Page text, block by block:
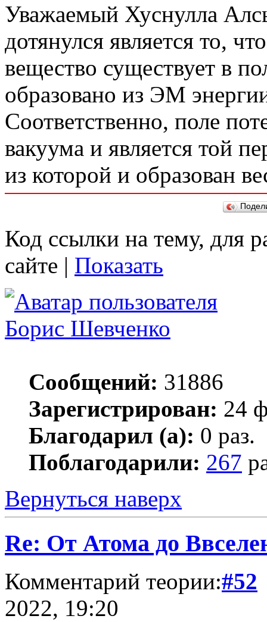
Уважаемый Хуснулла
дотянулся является то,
вещество существует в
образовано из ЭМ
Соответственно, поле
вакуума и является той
из которой и образован
Код ссылки на тему, для
сайте | Показать
Борис Шевченко
Сообщений: 31886
Зарегистрирован: 24
Благодарил (а): 0 раз.
Поблагодарили: 267
Вернуться наверх
Re: От Атома до
Комментарий теории:#52
2022, 19:20